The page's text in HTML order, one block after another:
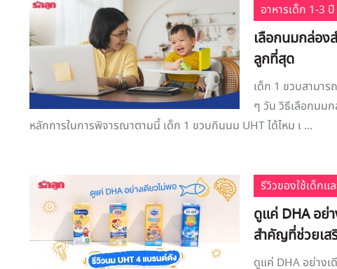
อาหารเด็ก 1-3 ปี
เลือกนมกล่อง
ลูกที่สุด
เด็ก 1 ขวบสามาร
ๆ วัน วิธีเลือกนม
หลักการในการพิจารณาตามนี้ เด็ก 1 ขวบกินนม UHT ได้ไหม เ ...
รีวิวของใช้เด็กแ
ดูแค่ DHA อย่
สำคัญที่ช่วยเส
ดูแค่ DHA อย่าง